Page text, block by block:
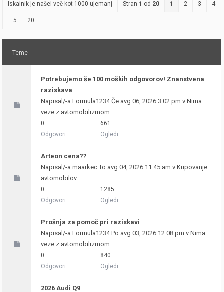
Iskalnik je našel več kot 1000 ujemanj Stran 1 od 20 1 2 3 4
5 20
Teme
Potrebujemo še 100 moških odgovorov! Znanstvena
raziskava
Napisal/-a Formula1234Če avg 06, 2026 3:02 pm v Nima
veze z avtomobilizmom
0
Odgovori
661
Ogledi
Arteon cena??
Napisal/-a maarkecTo avg 04, 2026 11:45 am v Kupovanje
avtomobilov
0
Odgovori
1285
Ogledi
Prošnja za pomoč pri raziskavi
Napisal/-a Formula1234Po avg 03, 2026 12:08 pm v Nima
veze z avtomobilizmom
0
Odgovori
840
Ogledi
2026 Audi Q9